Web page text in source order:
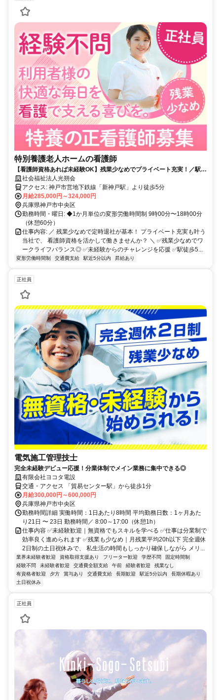
特別養護老人ホームの看護師
【看護師資格あれば未経験OK】残業少なめでプライベート充実！／駅徒
歩5分で通勤ラクラク／住宅手当等など待遇充実
社会福祉法人光朔会
アクセス: 神戸市営地下鉄線「新神戸駅」より徒歩5分
月給285,000円～324,000円
兵庫県神戸市中央区
勤務時間・曜日: ◆1か月単位の変形労働時間制 9時00分〜18時00分
（休憩60分）
仕事内容: ／ 残業少なめで定時退社が基本！ プライベート充実も叶う
当社で、 看護師資格を活かして働きませんか？ ＼ ✅残業少なめでワ
ークライフバランス◎ ✅未経験からのチャレンジを応援 ✅駅徒歩5...
変形労働時間制 交通費支給 駅近5分以内 昇給あり
正社員
電気施工管理技士
完全未経験デビュー応援！分業体制でメイン業務に集中できる◎
有限会社ヨコタ電設
交通・アクセス 「貿易センター駅」から徒歩1分
月給300,000円～600,000円
兵庫県神戸市中央区
勤務時間詳細 実働時間：1日あたり8時間 平均勤務日数：1ヶ月あた
り21日 〜 23日 勤務時間／ 8:00～17:00（休憩1h）
仕事内容 ✅未経験歓迎｜無資格でもスキルを学べる ✅仕事は分業制で
効率良く進められます ✅残業も少なめ｜月残業平均20h以下 完全週休
2日制の土日祝休みで、 私生活の時間もしっかり確保しながら メリ...
業界未経験者歓迎 資格取得支援あり フリーター歓迎 学歴不問
固定時間制
経験不問
未経験者歓迎 交通費全額支給 午前 経験者歓迎
残業なし
有資格者歓迎
夕方 賞与あり 交通費支給 長期歓迎 駅近5分以内
長期休暇あり
土日祝休み
正社員